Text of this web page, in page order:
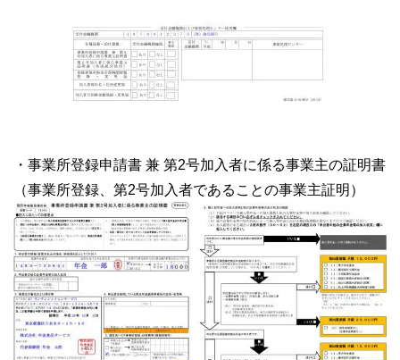
・事業所登録申請書 兼 第2号加入者に係る事業主の証明書
（事業所登録、第2号加入者であることの事業主証明）